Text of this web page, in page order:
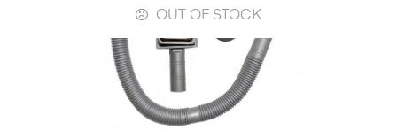
OUT OF STOCK